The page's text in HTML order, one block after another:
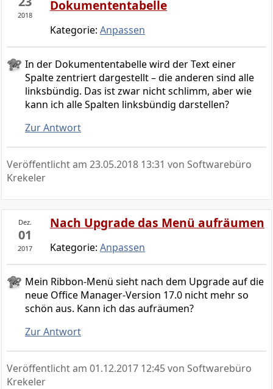
2018
Dokumententabelle
Kategorie: Anpassen
In der Dokumententabelle wird der Text einer
Spalte zentriert dargestellt – die anderen sind alle
linksbündig. Das ist zwar nicht schlimm, aber wie
kann ich alle Spalten linksbündig darstellen?
Zur Antwort
Veröffentlicht am 23.05.2018 13:31 von Softwarebüro
Krekeler
Dez.
01
2017
Nach Upgrade das Menü aufräumen
Kategorie: Anpassen
Mein Ribbon-Menü sieht nach dem Upgrade auf die
neue Office Manager-Version 17.0 nicht mehr so
schön aus. Kann ich das aufräumen?
Zur Antwort
Veröffentlicht am 01.12.2017 12:45von Softwarebüro
Krekeler